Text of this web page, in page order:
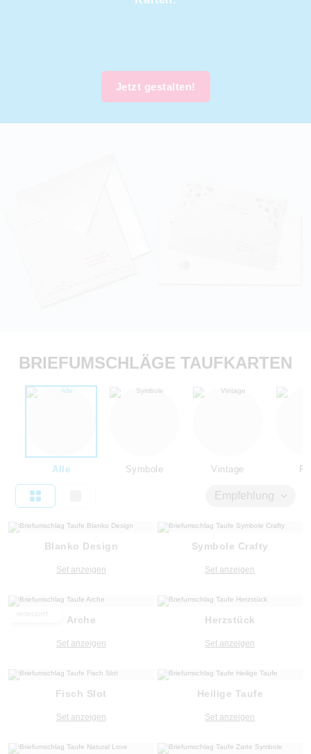
Jetzt gestalten!
BRIEFUMSCHLÄGE TAUFKARTEN
Alle Symbole Vintage
Empfehlung
Blanko Design
Set anzeigen
Symbole Crafty
Set anzeigen
Arche
Set anzeigen
Herzstück
Set anzeigen
Fisch Slot
Set anzeigen
Heilige Taufe
Set anzeigen